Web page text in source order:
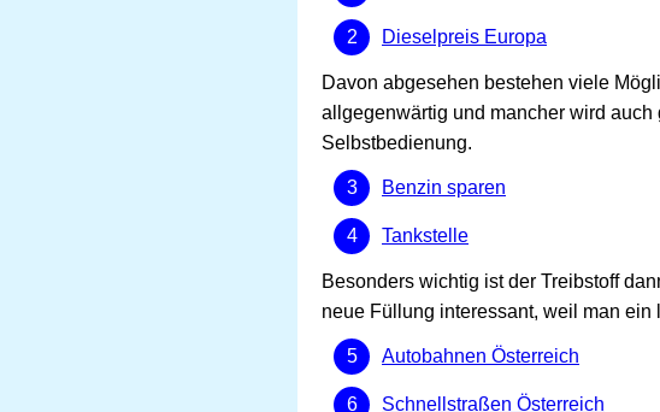
Dieselpreis Europa
Davon abgesehen bestehen viele
allgegenwärtig und mancher wird
Selbstbedienung.
Benzin sparen
Tankstelle
Besonders wichtig ist der Treibstoff
neue Füllung interessant, weil man
Autobahnen Österreich
Schnellstraßen Österreich